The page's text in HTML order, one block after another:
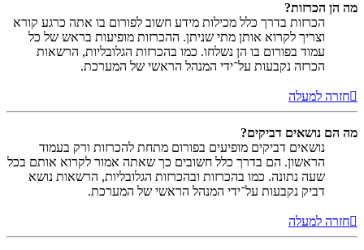
מה הן הכרזות?
הכרזות בדרך כלל מכילות מידע חשוב לפורום בו אתה כרגע קורא
וצריך לקרוא אותן מתי שניתן. ההכרזות מופיעות בראש של כל
עמוד בפורום בו הן נשלחו. כמו בהכרזות הגלובליות, הרשאות
הכרזה נקבעות על־ידי המנהל הראשי של המערכת.
חזרה למעלה
מה הם נושאים דביקים?
נושאים דביקים מופיעים בפורום מתחת להכרזות ורק בעמוד
הראשון. הם בדרך כלל חשובים כך שאתה אמור לקרוא אותם בכל
שעה נתונה. כמו בהכרזות ובהכרזות הגלובליות, הרשאות נושא
דביק נקבעות על־ידי המנהל הראשי של המערכת.
חזרה למעלה